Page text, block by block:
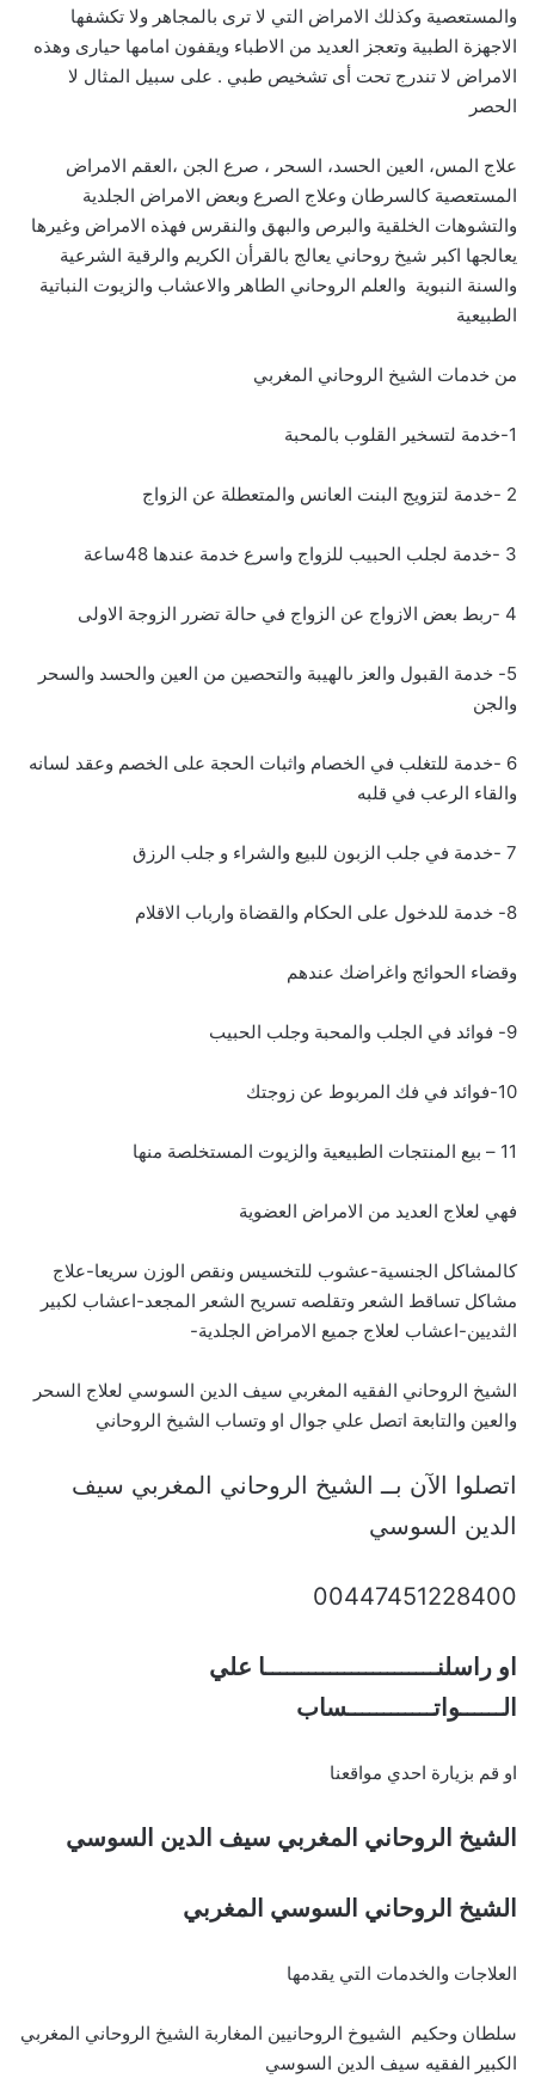
والمستعصية وكذلك الامراض التي لا ترى بالمجاهر ولا تكشفها
الاجهزة الطبية وتعجز العديد من الاطباء ويقفون امامها حيارى وهذه
الامراض لا تندرج تحت أى تشخيص طبي . على سبيل المثال لا
الحصر
علاج المس، العين الحسد، السحر ، صرع الجن ،العقم الامراض
المستعصية كالسرطان وعلاج الصرع وبعض الامراض الجلدية
والتشوهات الخلقية والبرص والبهق والنقرس فهذه الامراض وغيرها
يعالجها اكبر شيخ روحاني يعالج بالقرأن الكريم والرقية الشرعية
والسنة النبوية والعلم الروحاني الطاهر والاعشاب والزيوت النباتية
الطبيعية
من خدمات الشيخ الروحاني المغربي
1-خدمة لتسخير القلوب بالمحبة
2 -خدمة لتزويج البنت العانس والمتعطلة عن الزواج
3 -خدمة لجلب الحبيب للزواج واسرع خدمة عندها 48ساعة
4 -ربط بعض الازواج عن الزواج في حالة تضرر الزوجة الاولى
5- خدمة القبول والعز ىالهيبة والتحصين من العين والحسد والسحر
والجن
6 -خدمة للتغلب في الخصام واثبات الحجة على الخصم وعقد لسانه
والقاء الرعب في قلبه
7 -خدمة في جلب الزبون للبيع والشراء و جلب الرزق
8- خدمة للدخول على الحكام والقضاة وارباب الاقلام
وقضاء الحوائج واغراضك عندهم
9- فوائد في الجلب والمحبة وجلب الحبيب
10-فوائد في فك المربوط عن زوجتك
11 – بيع المنتجات الطبيعية والزيوت المستخلصة منها
فهي لعلاج العديد من الامراض العضوية
كالمشاكل الجنسية-عشوب للتخسيس ونقص الوزن سريعا-علاج
مشاكل تساقط الشعر وتقلصه تسريح الشعر المجعد-اعشاب لكبير
الثديين-اعشاب لعلاج جميع الامراض الجلدية-
الشيخ الروحاني الفقيه المغربي سيف الدين السوسي لعلاج السحر
والعين والتابعة اتصل علي جوال او وتساب الشيخ الروحاني
اتصلوا الآن بــ الشيخ الروحاني المغربي سيف
الدين السوسي
00447451228400
او راسلنــــــــــــــــــــــــا علي
الــــــواتــــــــــــساب
او قم بزيارة احدي مواقعنا
الشيخ الروحاني المغربي سيف الدين السوسي
الشيخ الروحاني السوسي المغربي
العلاجات والخدمات التي يقدمها
سلطان وحكيم الشيوخ الروحانيين المغاربة الشيخ الروحاني المغربي
الكبير الفقيه سيف الدين السوسي